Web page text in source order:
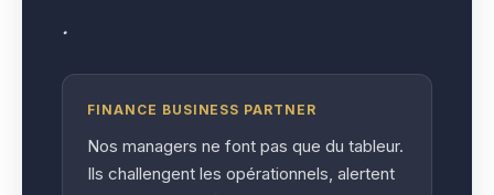
.
FINANCE BUSINESS PARTNER
Nos managers ne font pas que du tableur.
Ils challengent les opérationnels, alertent